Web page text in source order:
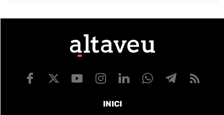
INICI